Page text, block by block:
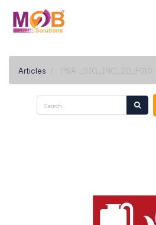
Articles PSA _SIG_INC_20_F010